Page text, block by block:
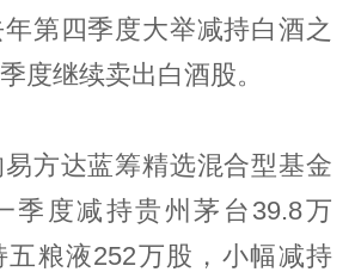
第四季度大举减持白酒之
度继续卖出白酒股。
方达蓝筹精选混合型基金
季度减持贵州茅台39.8万
五粮液252万股，小幅减持